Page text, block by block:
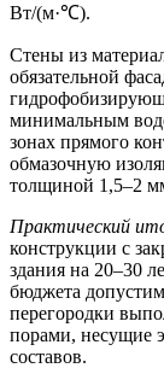
Вт/(м·℃).
Стены из
обязательной
минимальным
зонах прямого
обмазочную
толщиной 1,5–2
Практический
конструкции с
здания на 20–30
бюджета
перегородки
порами, несущие
составов.